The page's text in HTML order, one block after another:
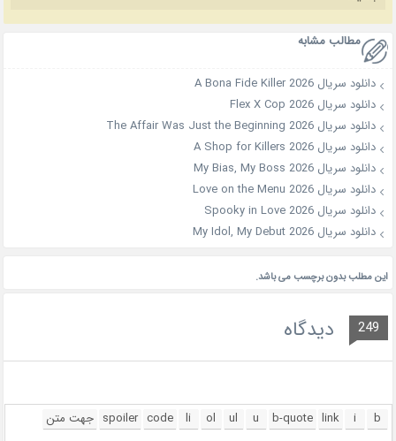
مطالب مشابه
دانلود سریال A Bona Fide Killer 2026
دانلود سریال Flex X Cop 2026
دانلود سریال The Affair Was Just the Beginning 2026
دانلود سریال A Shop for Killers 2026
دانلود سریال My Bias, My Boss 2026
دانلود سریال Love on the Menu 2026
دانلود سریال Spooky in Love 2026
دانلود سریال My Idol, My Debut 2026
این مطلب بدون برچسب می باشد.
249 دیدگاه